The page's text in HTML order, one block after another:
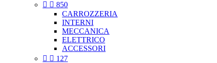
  850
CARROZZERIA
INTERNI
MECCANICA
ELETTRICO
ACCESSORI
  127